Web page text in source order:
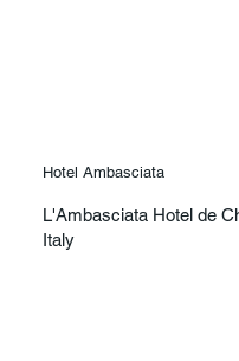
Hotel Ambasciata
L'Ambasciata Hotel de
Italy